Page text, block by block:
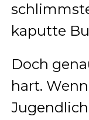
kaputte
Doch
hart.